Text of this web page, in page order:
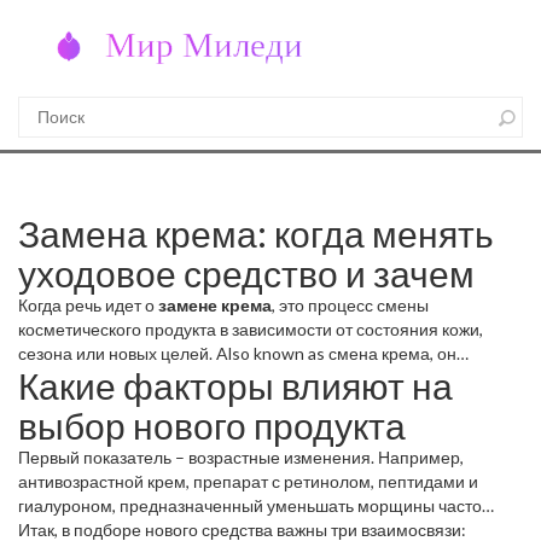
Замена крема: когда менять
уходовое средство и зачем
Когда речь идет озамене крема, это процесс смены
косметического продукта в зависимости от состояния кожи,
сезона или новых целей. Also known as смена крема, он
помогает поддерживать эффективность ухода.Замена крема
включает оценку текущего состояния кожи, подбор более
подходящего состава и регулярный мониторинг результатов.
Какие факторы влияют на
выбор нового продукта
Первый показатель – возрастные изменения. Например,
антивозрастной крем, препарат с ретинолом, пептидами и
гиалуроном, предназначенный уменьшать морщины часто
меняют каждые 3‑4 месяца, чтобы кожа не привыкала к одному
Итак, в подборе нового средства важны три взаимосвязи: